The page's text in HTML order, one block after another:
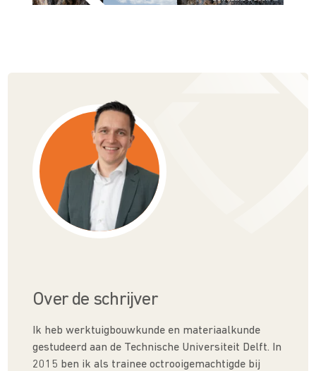
Over de schrijver
Ik heb werktuigbouwkunde en materiaalkunde
gestudeerd aan de Technische Universiteit Delft. In
2015 ben ik als trainee octrooigemachtigde bij